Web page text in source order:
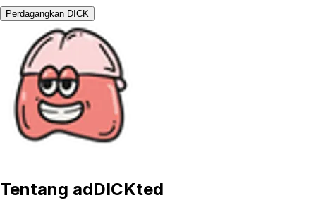
Perdagangkan DICK
Tentang adDICKted